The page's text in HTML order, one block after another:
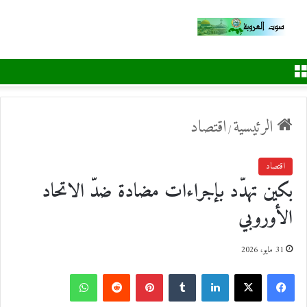
الرئيسية/اقتصاد
اقتصاد
بكين تهدّد بإجراءات مضادة ضدّ الاتحاد
الأوروبي
31 مايو، 2026